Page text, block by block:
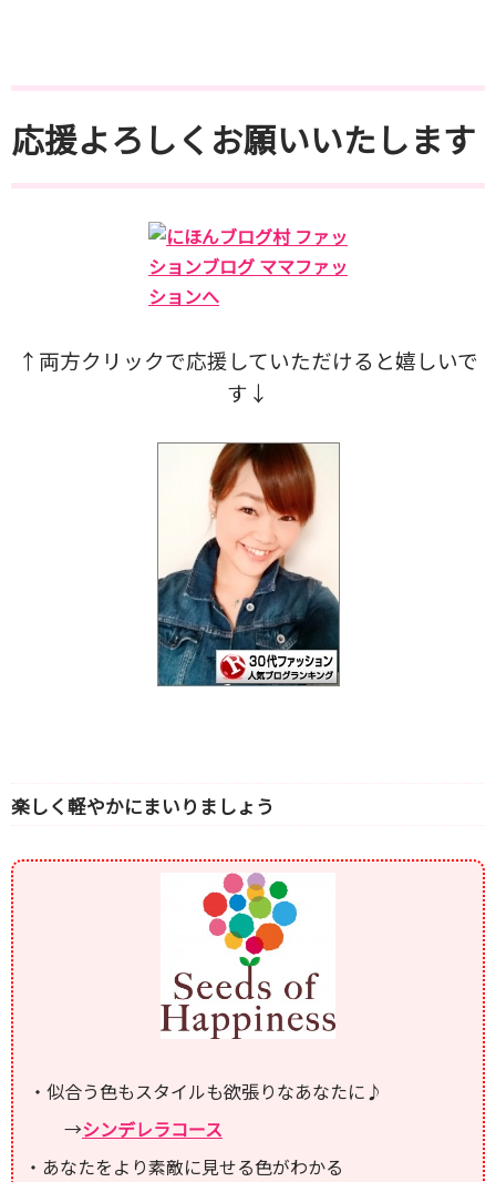
応援よろしくお願いいたします
↑両方クリックで応援していただけると嬉しいで
す↓
楽しく軽やかにまいりましょう
・似合う色もスタイルも欲張りなあなたに♪
→シンデレラコース
・あなたをより素敵に見せる色がわかる